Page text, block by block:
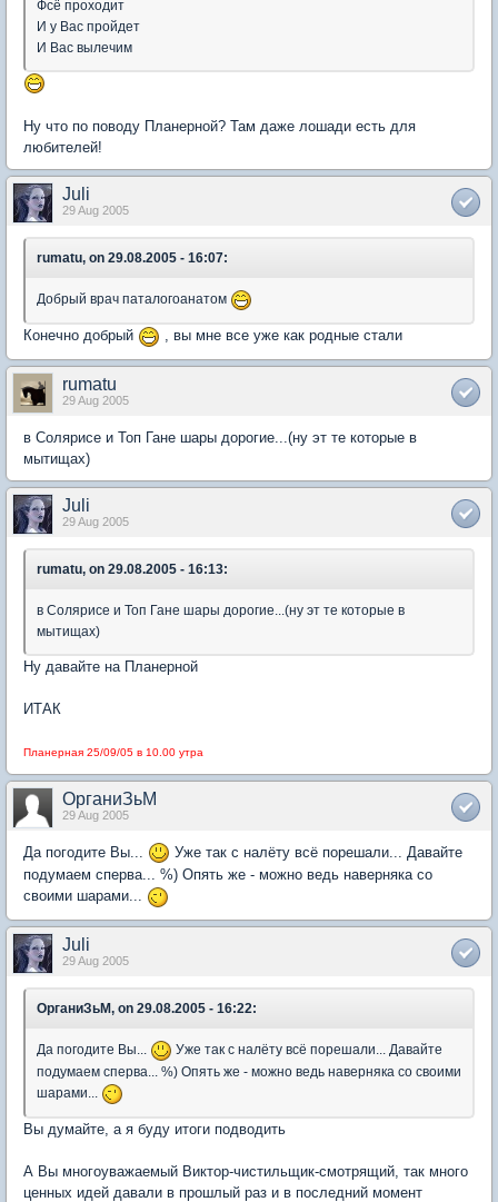
Фсё проходит
И у Вас пройдет
И Вас вылечим
Ну что по поводу Планерной? Там даже лошади есть для
любителей!
Juli
29 Aug 2005
rumatu, on 29.08.2005 - 16:07:
Добрый врач паталогоанатом
Конечно добрый , вы мне все уже как родные стали
rumatu
29 Aug 2005
в Солярисе и Топ Гане шары дорогие...(ну эт те которые в
мытищах)
Juli
29 Aug 2005
rumatu, on 29.08.2005 - 16:13:
в Солярисе и Топ Гане шары дорогие...(ну эт те которые в
мытищах)
Ну давайте на Планерной
ИТАК
Планерная 25/09/05 в 10.00 утра
ОрганиЗьМ
29 Aug 2005
Да погодите Вы...
Уже так с налёту всё порешали... Давайте
подумаем сперва... %) Опять же - можно ведь наверняка со
своими шарами...
Juli
29 Aug 2005
ОрганиЗьМ, on 29.08.2005 - 16:22:
Да погодите Вы...
Уже так с налёту всё порешали... Давайте
подумаем сперва... %) Опять же - можно ведь наверняка со своими
шарами...
Вы думайте, а я буду итоги подводить
А Вы многоуважаемый Виктор-чистильщик-смотрящий, так много
ценных идей давали в прошлый раз и в последний момент